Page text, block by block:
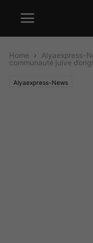
Home Alyaexpress-
communauté juive
Alyaexpress-News